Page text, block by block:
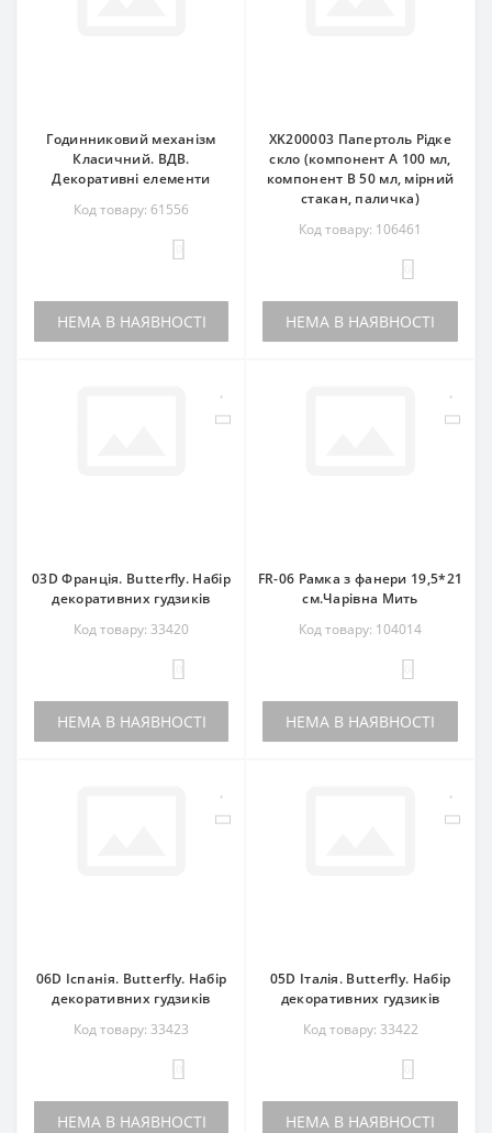
Годинниковий механізм
Класичний. ВДВ.
Декоративні елементи
Код товару: 61556
НЕМА В НАЯВНОСТІ
XK200003 Папертоль Рідке
скло (компонент А 100 мл,
компонент В 50 мл, мірний
стакан, паличка)
Код товару: 106461
НЕМА В НАЯВНОСТІ
03D Франція. Butterfly. Набір
декоративних гудзиків
Код товару: 33420
НЕМА В НАЯВНОСТІ
FR-06 Рамка з фанери 19,5*21
см.Чарівна Мить
Код товару: 104014
НЕМА В НАЯВНОСТІ
06D Іспанія. Butterfly. Набір
декоративних гудзиків
Код товару: 33423
НЕМА В НАЯВНОСТІ
05D Італія. Butterfly. Набір
декоративних гудзиків
Код товару: 33422
НЕМА В НАЯВНОСТІ